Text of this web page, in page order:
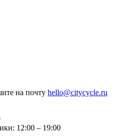
на почту hello@citycycle.ru
12:00 – 19:00